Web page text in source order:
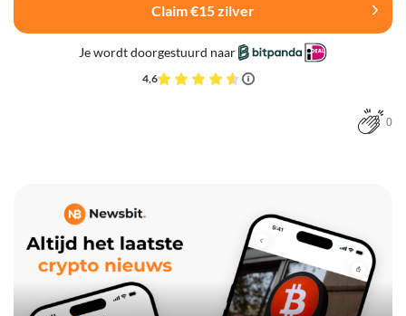
Claim €15 zilver
Je wordt doorgestuurd naar
4,6
0